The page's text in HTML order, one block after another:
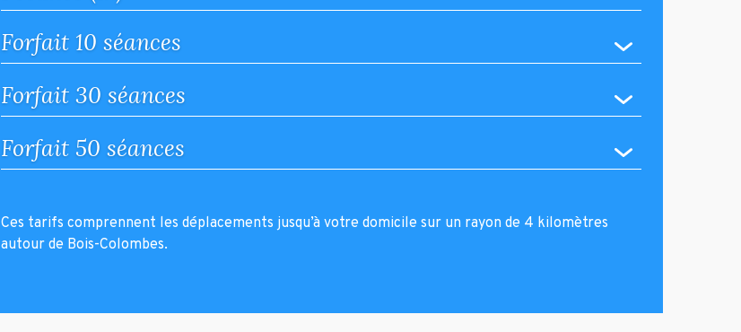
Forfait 10 séances
Forfait 30 séances
Forfait 50 séances
Ces tarifs comprennent les déplacements jusqu’à votre domicile sur un rayon de 4 kilomètres
autour de Bois-Colombes.